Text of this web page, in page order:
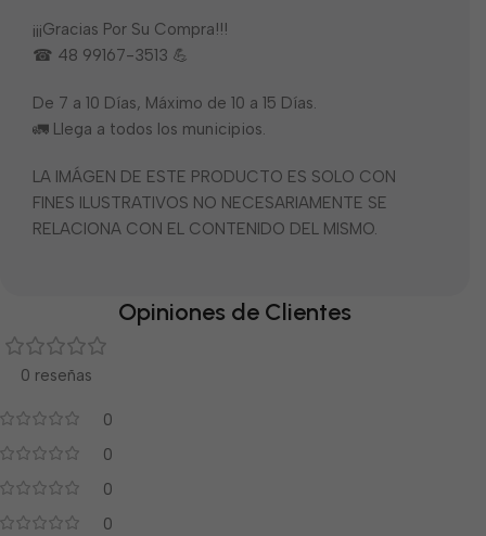
¡¡¡Gracias Por Su Compra!!!
☎ 48 99167-3513 💪
De 7 a 10 Días, Máximo de 10 a 15 Días.
🚛 Llega a todos los municipios.
LA IMÁGEN DE ESTE PRODUCTO ES SOLO CON
FINES ILUSTRATIVOS NO NECESARIAMENTE SE
RELACIONA CON EL CONTENIDO DEL MISMO.
Opiniones de Clientes
0 reseñas
0
0
0
0